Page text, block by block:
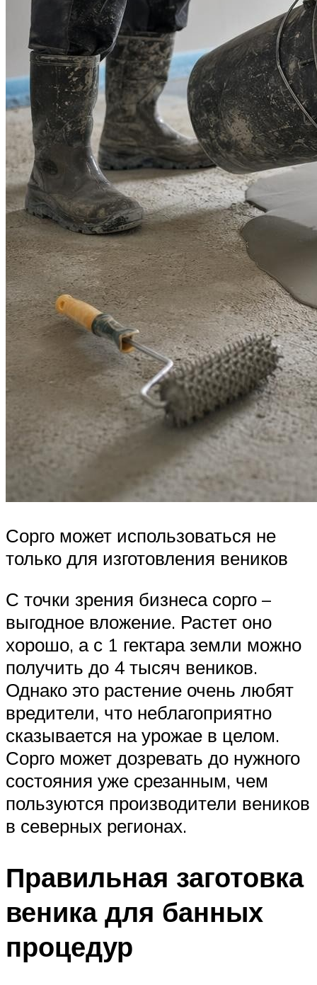
Сорго может использоваться не
только для изготовления веников
С точки зрения бизнеса сорго –
выгодное вложение. Растет оно
хорошо, а с 1 гектара земли можно
получить до 4 тысяч веников.
Однако это растение очень любят
вредители, что неблагоприятно
сказывается на урожае в целом.
Сорго может дозревать до нужного
состояния уже срезанным, чем
пользуются производители веников
в северных регионах.
Правильная заготовка
веника для банных
процедур